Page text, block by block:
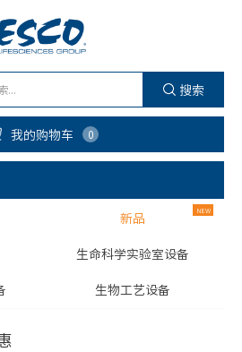
搜索
我的购物车 0
新品
生命科学实验室设备
生物工艺设备